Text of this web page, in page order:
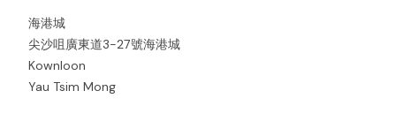
海港城
尖沙咀廣東道3-27號海港城
Kownloon
Yau Tsim Mong